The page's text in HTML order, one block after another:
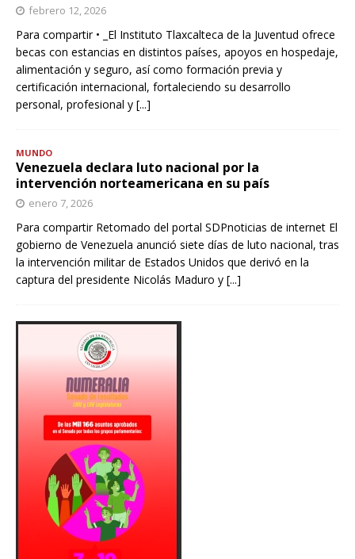
febrero 12, 2026
Para compartir • _El Instituto Tlaxcalteca de la Juventud ofrece
becas con estancias en distintos países, apoyos en hospedaje,
alimentación y seguro, así como formación previa y
certificación internacional, fortaleciendo su desarrollo
personal, profesional y [...]
MUNDO
Venezuela declara luto nacional por la
intervención norteamericana en su país
enero 7, 2026
Para compartir Retomado del portal SDPnoticias de internet El
gobierno de Venezuela anunció siete días de luto nacional, tras
la intervención militar de Estados Unidos que derivó en la
captura del presidente Nicolás Maduro y [...]